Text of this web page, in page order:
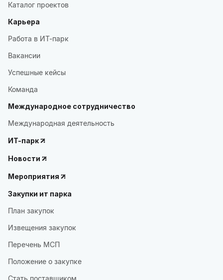
Каталог проектов
Карьера
Работа в ИТ-парк
Вакансии
Успешные кейсы
Команда
Международное сотрудничество
Международная деятельность
ИТ-парк
Новости
Мероприятия
Закупки ит парка
План закупок
Извещения закупок
Перечень МСП
Положение о закупке
Стать поставщиком